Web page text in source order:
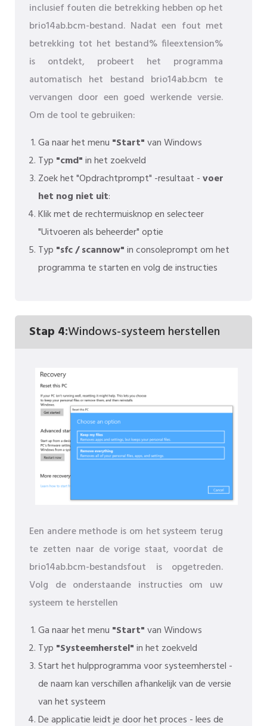
inclusief fouten die betrekking hebben op het
brio14ab.bcm-bestand. Nadat een fout met
betrekking tot het bestand% fileextension%
is ontdekt, probeert het programma
automatisch het bestand brio14ab.bcm te
vervangen door een goed werkende versie.
Om de tool te gebruiken:
Ga naar het menu "Start"van Windows
Typ "cmd"in het zoekveld
Zoek het "Opdrachtprompt" -resultaat -voer
het nog niet uit:
Klik met de rechtermuisknop en selecteer
"Uitvoeren als beheerder" optie
Typ "sfc / scannow"in consoleprompt om het
programma te starten en volg de instructies
Stap 4:Windows-systeem herstellen
Een andere methode is om het systeem terug
te zetten naar de vorige staat, voordat de
brio14ab.bcm-bestandsfout is opgetreden.
Volg de onderstaande instructies om uw
systeem te herstellen
Ga naar het menu "Start"van Windows
Typ "Systeemherstel"in het zoekveld
Start het hulpprogramma voor systeemherstel -
de naam kan verschillen afhankelijk van de versie
van het systeem
De applicatie leidt je door het proces - lees de